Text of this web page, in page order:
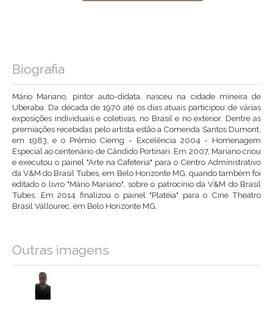
Biografia
Mário Mariano, pintor auto-didata, nasceu na cidade mineira de
Uberaba. Da década de 1970 até os dias atuais participou de várias
exposições individuais e coletivas, no Brasil e no exterior. Dentre as
premiações recebidas pelo artista estão a Comenda Santos Dumont,
em 1983, e o Prêmio Ciemg - Excelência 2004 - Homenagem
Especial ao centenário de Cândido Portinari. Em 2007, Mariano criou
e executou o painel "Arte na Cafeteria" para o Centro Administrativo
da V&M do Brasil Tubes, em Belo Horizonte MG, quando também foi
editado o livro "Mário Mariano", sobre o patrocínio da V&M do Brasil
Tubes. Em 2014 finalizou o painel "Platéia" para o Cine Theatro
Brasil Vallourec, em Belo Horizonte MG.
Outras imagens